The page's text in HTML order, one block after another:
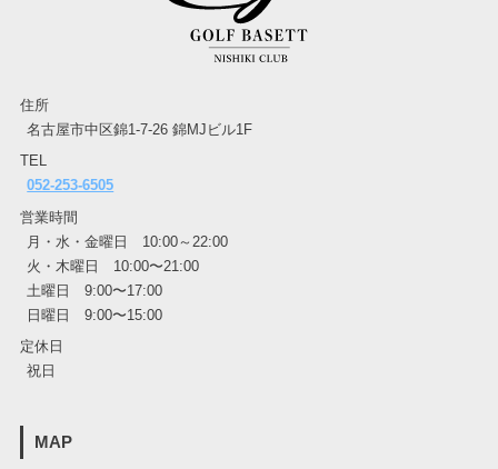
住所
名古屋市中区錦1-7-26 錦MJビル1F
TEL
052-253-6505
営業時間
月・水・金曜日 10:00～22:00
火・木曜日 10:00〜21:00
土曜日 9:00〜17:00
日曜日 9:00〜15:00
定休日
祝日
MAP